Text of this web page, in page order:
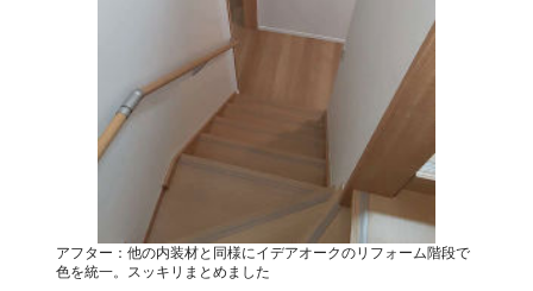
アフター：他の内装材と同様にイデアオークのリフォーム階段で
色を統一。スッキリまとめました